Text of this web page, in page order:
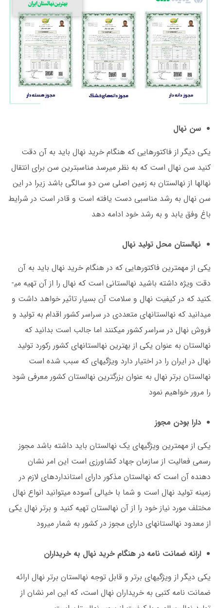
سن نهال
یکی دیگر از فاکتورهایی که هنگام خرید نهال باید به آن دقت
کنید سن نهال است که به نظر می­رسد مناسب­ترین سن برای انتقال
نهال­ها از نهالستان به زمین اصلی سن دو سالگی باشد زیرا در این
سن نهال به رشد مناسبی دست یافته است و قادر است در شرایط
باغ وفق یابد و به رشد خود ادامه دهد
نهالستان محل تولید نهال
یکی از مهم­ترین فاکتورهایی که در هنگام خرید نهال باید به آن
دقت ویژه داشته باشید نهالستانی است که نهال را از آن تهیه می­
کنید که در کیفیت نهال و سلامت آن بسیار تاثیر خواهد داشت و
می­دانید که نهالستان­های متعددی در سراسر کشور اقدام به تولید و
فروش نهال در سراسر کشور می­کنند اما جالب است بدانید که
نهالستان به عنوان یکی از بهترین نهالستان­های کشور رکورد تولید
نهال در ایران را در اختیار دارد ویژگی­های که سبب شده است
نهالستان برتر نهال به عنوان بزرگترین نهالستان کشور معرفی شود
را مرور خواهیم نمود
دارا بودن مجوز
یکی از مهم­ترین ویژگی­های یک نهالستان باید داشته باشد مجوز
رسمی فعالیت از سازمان جهاد کشاورزی است این امر نشان
دهنده آن است که نهالستان مذکور دارای استانداردهای لازم در
زمینه تولید نهال است و شما با خیالی آسوده می­توانید انواع نهال
مختلف مورد نیاز خود را از آن نهالستان تهیه کنید و برتر نهال یکی
از معدود نهالستان­های دارای مجوز در کشور به شمار می­رود
ارائه ضمانت نامه در هنگام خرید نهال به خریداران
یکی دیگر از ویژگی­های برتر و قابل توجه نهالستان برتر نهال ارائه
ضمانت نامه کتبی به خریداران نهال است، که این امر نشان از